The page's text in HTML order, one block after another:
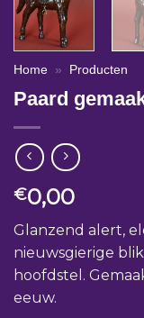
Home » Producten
Paard
€0,00
Glanzend alert,
nieuwsgierige
hoofdstel.
eeuw.